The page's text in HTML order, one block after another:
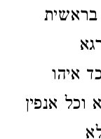
איהו
וכל אנפין